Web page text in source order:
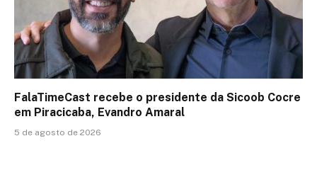
FalaTimeCast recebe o presidente da Sicoob Cocre
em Piracicaba, Evandro Amaral
5 de agosto de 2026